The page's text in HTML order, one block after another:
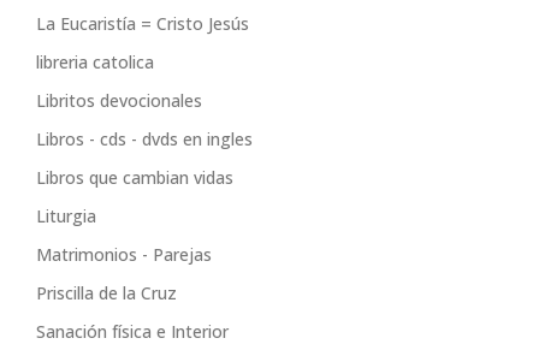
La Eucaristía = Cristo Jesús
libreria catolica
Libritos devocionales
Libros - cds - dvds en ingles
Libros que cambian vidas
Liturgia
Matrimonios - Parejas
Priscilla de la Cruz
Sanación física e Interior